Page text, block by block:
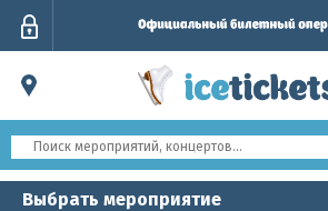
Выбрать мероприятие